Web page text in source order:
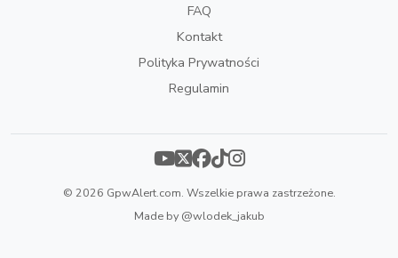
FAQ
Kontakt
Polityka Prywatności
Regulamin
© 2026 GpwAlert.com. Wszelkie prawa zastrzeżone.
Made by@wlodek_jakub